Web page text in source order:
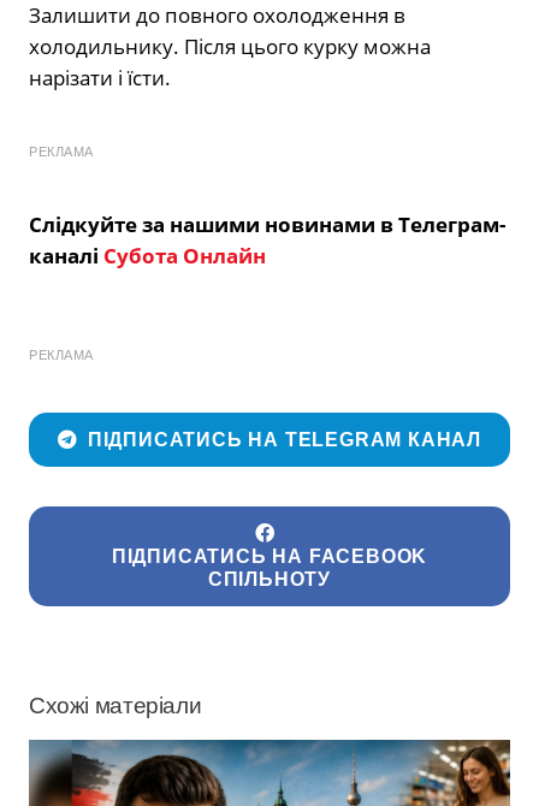
Залишити до повного охолодження в
холодильнику. Після цього курку можна
нарізати і їсти.
РЕКЛАМА
Слідкуйте за нашими новинами в Телеграм-
каналі Субота Онлайн
РЕКЛАМА
ПІДПИСАТИСЬ НА TELEGRAM КАНАЛ
ПІДПИСАТИСЬ НА FACEBOOK
СПІЛЬНОТУ
Схожі матеріали